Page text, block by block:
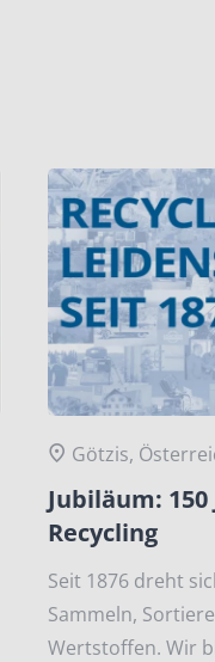
Götzis,
Jubiläum:
Recycling
Seit 1876 dreht
Sammeln,
Wertstoffen. Wir